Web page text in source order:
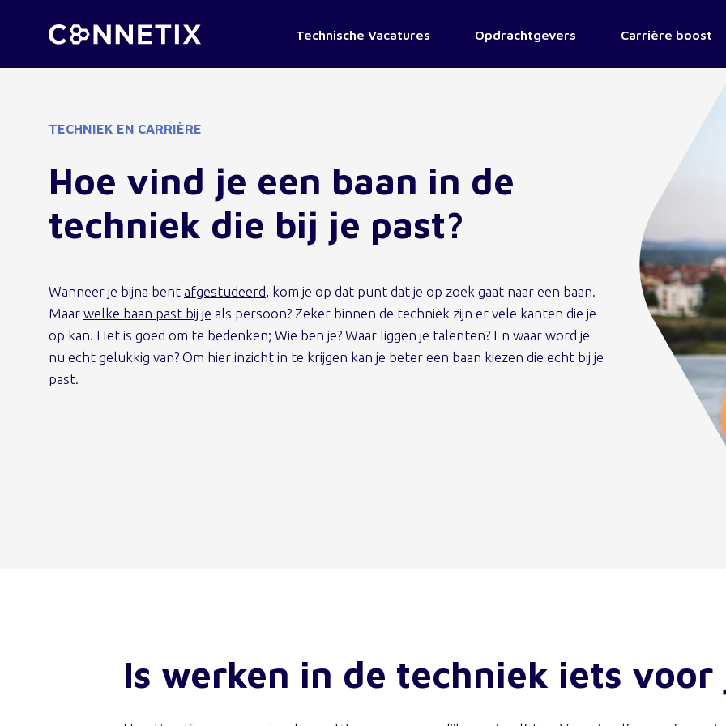
Technische Vacatures Opdrachtgevers Carrière boost
TECHNIEK EN CARRIÈRE
Hoe vind je een baan in de
techniek die bij je past?
Wanneer je bijna bent afgestudeerd, kom je op dat punt dat je op zoek gaat naar een baan.
Maar welke baan past bij je als persoon? Zeker binnen de techniek zijn er vele kanten die je
op kan. Het is goed om te bedenken; Wie ben je? Waar liggen je talenten? En waar word je
nu echt gelukkig van? Om hier inzicht in te krijgen kan je beter een baan kiezen die echt bij je
past.
Is werken in de techniek iets voor